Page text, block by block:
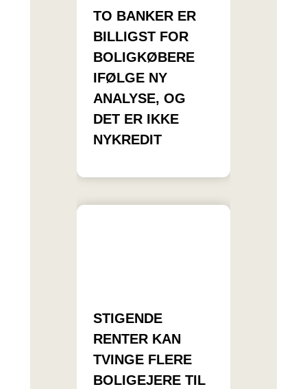
TO BANKER ER
BILLIGST FOR
BOLIGKØBERE
IFØLGE NY
ANALYSE, OG
DET ER IKKE
NYKREDIT
STIGENDE
RENTER KAN
TVINGE FLERE
BOLIGEJERE TIL